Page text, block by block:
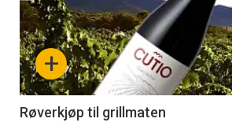
akkurat
nå
-
4
+
Røverkjøp til grillmaten